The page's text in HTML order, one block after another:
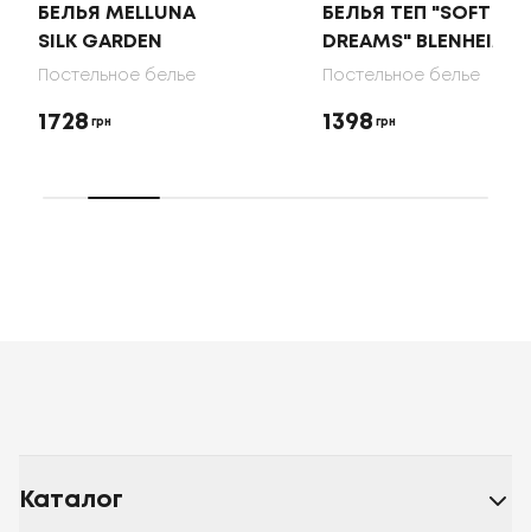
БЕЛЬЯ MELLUNA
SILK GARDEN
Постельное белье
1728 грн
БЕЛЬЯ ТЕП "SOFT
DREAMS" BLENHEIM
Постельное белье
1398 грн
Каталог